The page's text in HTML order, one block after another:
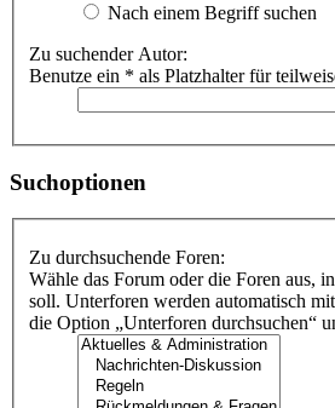
Nach einem Begriff suchen
Zu suchender Autor:
Benutze ein * als Platzhalter für
Suchoptionen
Zu durchsuchende Foren:
Wähle das Forum oder die Foren aus,
soll. Unterforen werden automatisch
die Option „Unterforen durchsuchen“